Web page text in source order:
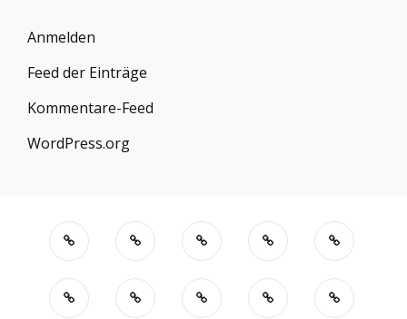
Anmelden
Feed der Einträge
Kommentare-Feed
WordPress.org